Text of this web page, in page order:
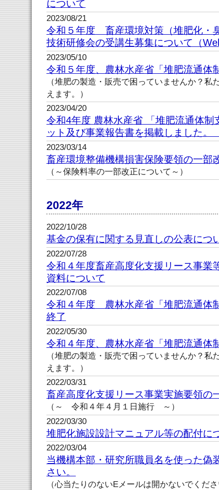
について
2023/08/21
令和５年度 畜産環境対策（堆肥化・
技術研修会の受講生募集について（
2023/05/10
令和５年度、農林水産省「堆肥流通体
（堆肥の製造・販売で困っていませんか？私
えます。）
2023/04/20
令和4年度 農林水産省 「堆肥流通体制
ット及び事業報告書を掲載しました
2023/03/14
畜産環境整備機構損害保険要領の一部
（～保険料率の一部改正について～）
2022年
2022/10/28
基金の保有に関する見直しの公表につ
2022/07/28
令和４年度畜産高度化支援リース事業
資料について
2022/07/08
令和４年度 農林水産省「堆肥流通体
終了
2022/05/30
令和４年度、農林水産省「堆肥流通体
（堆肥の製造・販売で困っていませんか？私
えます。）
2022/03/31
畜産高度化支援リース事業実施要領の
（～ 令和４年４月１日施行 ～）
2022/03/30
堆肥化施設設計マニュアル等の配付に
2022/03/04
当機構本部・研究所職員名を使った偽
さい。
（心当たりのないEメールは開かないでくだ